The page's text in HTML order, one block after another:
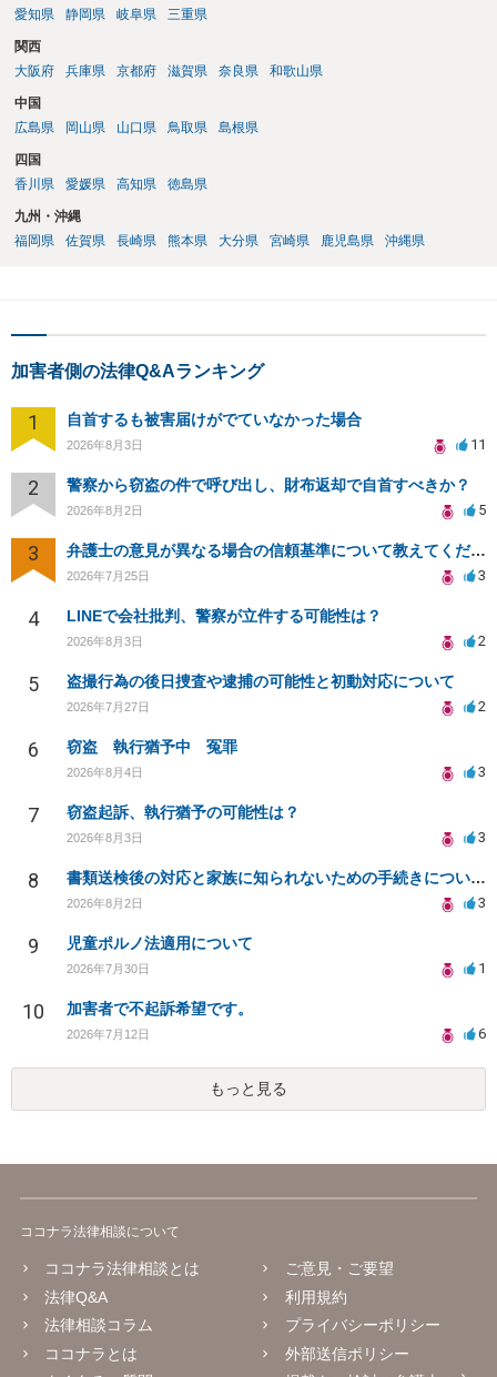
愛知県
静岡県 岐阜県 三重県
関西
大阪府
兵庫県 京都府 滋賀県 奈良県 和歌山県
中国
広島県
岡山県 山口県 鳥取県 島根県
四国
香川県
愛媛県 高知県 徳島県
九州・沖縄
福岡県
佐賀県 長崎県 熊本県 大分県 宮崎県 鹿児島県 沖縄県
加害者側の法律Q&Aランキング
1 自首するも被害届けがでていなかった場合
2026年8月3日 11
2 警察から窃盗の件で呼び出し、財布返却で自首すべきか？
2026年8月2日 5
3 弁護士の意見が異なる場合の信頼基準について教えてください
2026年7月25日 3
4 LINEで会社批判、警察が立件する可能性は？
2026年8月3日 2
5 盗撮行為の後日捜査や逮捕の可能性と初動対応について
2026年7月27日 2
6 窃盗 執行猶予中 冤罪
2026年8月4日 3
7 窃盗起訴、執行猶予の可能性は？
2026年8月3日 3
8 書類送検後の対応と家族に知られないための手続きについて相談
2026年8月2日 3
9 児童ポルノ法適用について
2026年7月30日 1
10 加害者で不起訴希望です。
2026年7月12日 6
もっと見る
ココナラ法律相談について
ココナラ法律相談とは
法律Q&A
法律相談コラム
ココナラとは
ご意見・ご要望
利用規約
プライバシーポリシー
外部送信ポリシー